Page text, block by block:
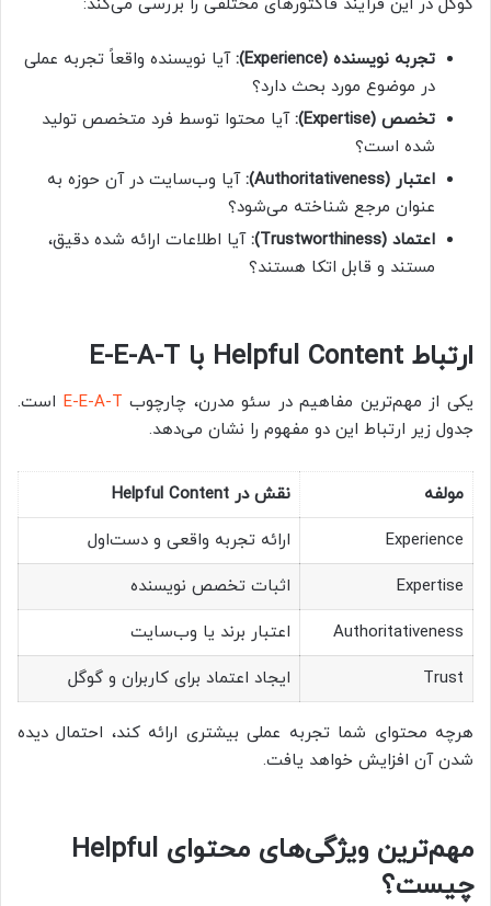
گوگل در این فرآیند فاکتورهای مختلفی را بررسی می‌کند:
تجربه نویسنده (Experience):
آیا نویسنده واقعاً تجربه عملی
در موضوع مورد بحث دارد؟
تخصص (Expertise):
آیا محتوا توسط فرد متخصص تولید
شده است؟
اعتبار (Authoritativeness):
آیا وب‌سایت در آن حوزه به
عنوان مرجع شناخته می‌شود؟
اعتماد (Trustworthiness):
آیا اطلاعات ارائه شده دقیق،
مستند و قابل اتکا هستند؟
ارتباط Helpful Content با E-E-A-T
یکی از مهم‌ترین مفاهیم در سئو مدرن، چارچوب E-E-A-T است.
جدول زیر ارتباط این دو مفهوم را نشان می‌دهد.
مولفه
نقش در Helpful Content
Experience
ارائه تجربه واقعی و دست‌اول
Expertise
اثبات تخصص نویسنده
Authoritativeness
اعتبار برند یا وب‌سایت
Trust
ایجاد اعتماد برای کاربران و گوگل
هرچه محتوای شما تجربه عملی بیشتری ارائه کند، احتمال دیده
شدن آن افزایش خواهد یافت.
مهم‌ترین ویژگی‌های محتوای Helpful
چیست؟